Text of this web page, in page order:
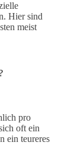
Hier sind
meist
pro
oft ein
ein teureres